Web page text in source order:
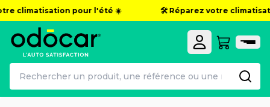
climatisation pour l'été ☀️ 🛠️ Réparez votre